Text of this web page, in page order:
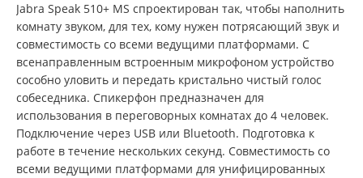
Jabra Speak 510+ MS спроектирован так, чтобы наполнить
комнату звуком, для тех, кому нужен потрясающий звук и
совместимость со всеми ведущими платформами. С
всенаправленным встроенным микрофоном устройство
сособно уловить и передать кристально чистый голос
собеседника. Спикерфон предназначен для
использования в переговорных комнатах до 4 человек.
Подключение через USB или Bluetooth. Подготовка к
работе в течение нескольких секунд. Cовместимость со
всеми ведущими платформами для унифицированных